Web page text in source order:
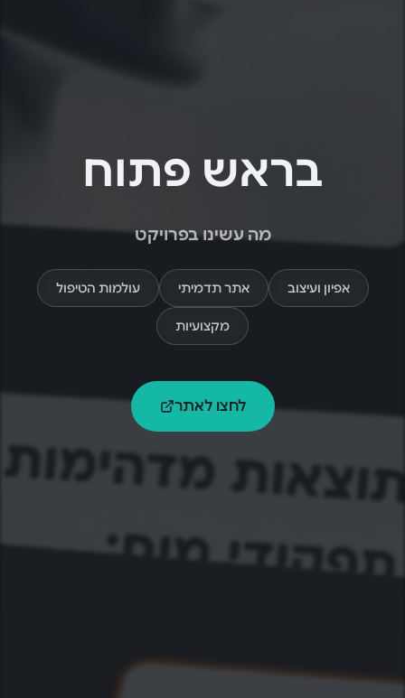
בראש פתוח
מה עשינו בפרויקט
אפיון ועיצוב אתר תדמיתי עולמות הטיפול
מקצועיות
לחצו לאתר